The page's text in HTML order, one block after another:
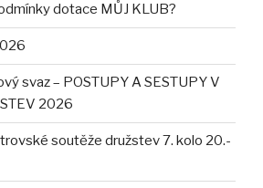
dotace MŮJ KLUB?
svaz – POSTUPY A SESTUPY V
2026
soutěže družstev 7. kolo 20.-